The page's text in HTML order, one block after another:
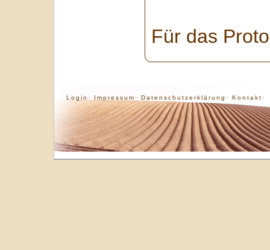
Für das
Login· Impressum· Datenschutzerklärung· Kontakt·